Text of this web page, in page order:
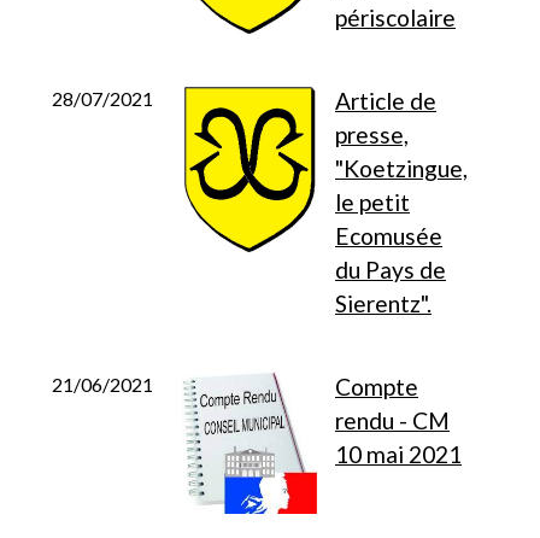
périscolaire
28/07/2021
Article de
presse,
"Koetzingue,
le petit
Ecomusée
du Pays de
Sierentz".
21/06/2021
Compte
rendu - CM
10 mai 2021